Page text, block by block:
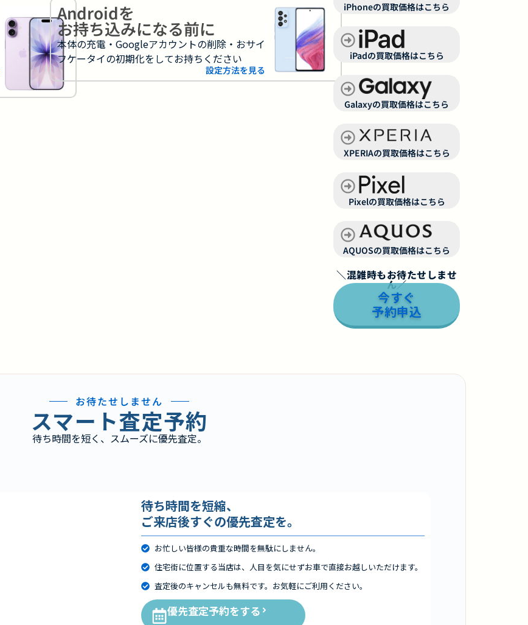
Androidを
お持ち込みになる前に
本体の充電・Googleアカウントの削除・おサイ
フケータイの初期化をしてお持ちください
設定方法を見る
iPhoneの買取価格はこちら
iPadの買取価格はこちら
Galaxyの買取価格はこちら
XPERIAの買取価格はこちら
Pixelの買取価格はこちら
AQUOSの買取価格はこちら
＼混雑時もお待たせしませ
ん／
今すぐ
予約申込
お待たせしません
スマート査定予約
待ち時間を短く、スムーズに優先査定。
待ち時間を短縮、
ご来店後すぐの優先査定を。
お忙しい皆様の貴重な時間を無駄にしません。
住宅街に位置する当店は、人目を気にせずお車で直接お越しいただけます。
査定後のキャンセルも無料です。お気軽にご利用ください。
優先査定予約をする